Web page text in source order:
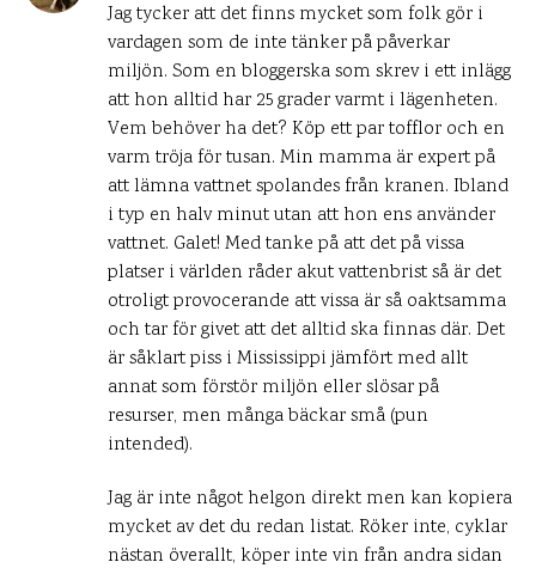
Jag tycker att det finns mycket som folk gör i
vardagen som de inte tänker på påverkar
miljön. Som en bloggerska som skrev i ett inlägg
att hon alltid har 25 grader varmt i lägenheten.
Vem behöver ha det? Köp ett par tofflor och en
varm tröja för tusan. Min mamma är expert på
att lämna vattnet spolandes från kranen. Ibland
i typ en halv minut utan att hon ens använder
vattnet. Galet! Med tanke på att det på vissa
platser i världen råder akut vattenbrist så är det
otroligt provocerande att vissa är så oaktsamma
och tar för givet att det alltid ska finnas där. Det
är såklart piss i Mississippi jämfört med allt
annat som förstör miljön eller slösar på
resurser, men många bäckar små (pun
intended).
Jag är inte något helgon direkt men kan kopiera
mycket av det du redan listat. Röker inte, cyklar
nästan överallt, köper inte vin från andra sidan